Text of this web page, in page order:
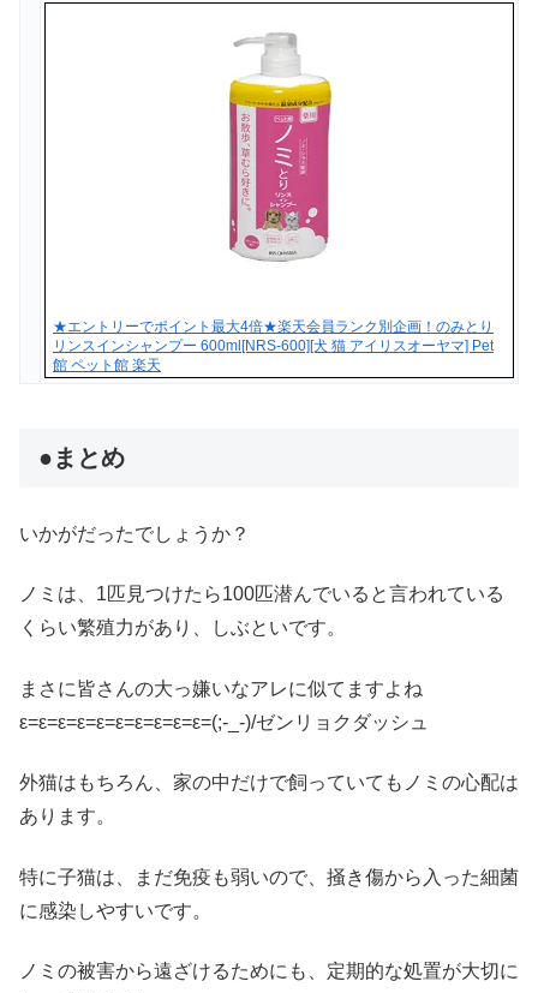
★エントリーでポイント最大4倍★楽天会員ランク別企画！のみとり
リンスインシャンプー 600ml[NRS-600][犬 猫 アイリスオーヤマ] Pet
館 ペット館 楽天
●まとめ
いかがだったでしょうか？
ノミは、1匹見つけたら100匹潜んでいると言われている
くらい繁殖力があり、しぶといです。
まさに皆さんの大っ嫌いなアレに似てますよね
ε=ε=ε=ε=ε=ε=ε=ε=ε=ε=(;-_-)/ゼンリョクダッシュ
外猫はもちろん、家の中だけで飼っていてもノミの心配は
あります。
特に子猫は、まだ免疫も弱いので、掻き傷から入った細菌
に感染しやすいです。
ノミの被害から遠ざけるためにも、定期的な処置が大切に